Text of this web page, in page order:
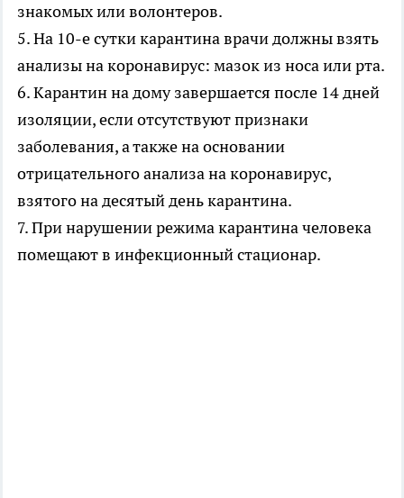
знакомых или волонтеров.
5. На 10-е сутки карантина врачи должны взять
анализы на коронавирус: мазок из носа или рта.
6. Карантин на дому завершается после 14 дней
изоляции, если отсутствуют признаки
заболевания, а также на основании
отрицательного анализа на коронавирус,
взятого на десятый день карантина.
7. При нарушении режима карантина человека
помещают в инфекционный стационар.